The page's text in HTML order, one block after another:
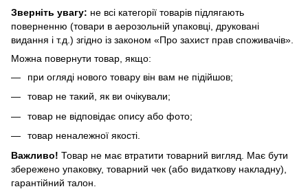
Зверніть увагу: не всі категорії товарів підлягають
поверненню (товари в аерозольній упаковці, друковані
видання і т.д.) згідно із законом «Про захист прав споживачів».
Можна повернути товар, якщо:
при огляді нового товару він вам не підійшов;
товар не такий, як ви очікували;
товар не відповідає опису або фото;
товар неналежної якості.
Важливо! Товар не має втратити товарний вигляд. Має бути
збережено упаковку, товарний чек (або видаткову накладну),
гарантійний талон.